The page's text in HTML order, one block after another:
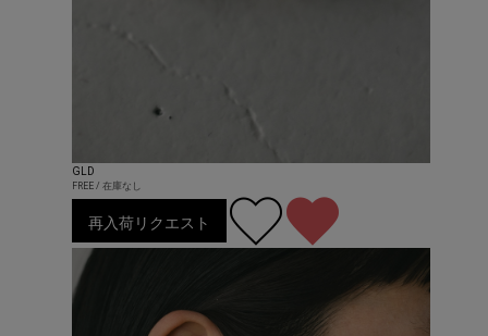
GLD
FREE / 在庫なし
再入荷リクエスト